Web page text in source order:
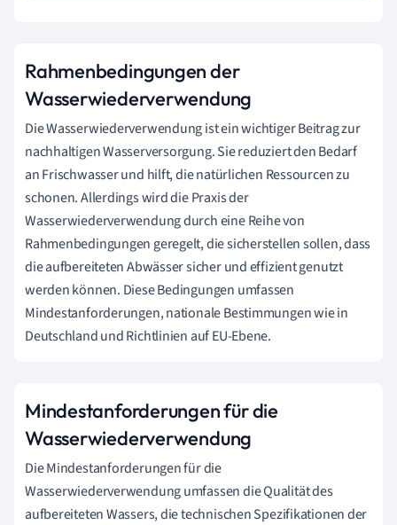
Rahmenbedingungen der
Wasserwiederverwendung
Die Wasserwiederverwendung ist ein wichtiger Beitrag zur
nachhaltigen Wasserversorgung. Sie reduziert den Bedarf
an Frischwasser und hilft, die natürlichen Ressourcen zu
schonen. Allerdings wird die Praxis der
Wasserwiederverwendung durch eine Reihe von
Rahmenbedingungen geregelt, die sicherstellen sollen, dass
die aufbereiteten Abwässer sicher und effizient genutzt
werden können. Diese Bedingungen umfassen
Mindestanforderungen, nationale Bestimmungen wie in
Deutschland und Richtlinien auf EU-Ebene.
Mindestanforderungen für die
Wasserwiederverwendung
Die Mindestanforderungen für die
Wasserwiederverwendung umfassen die Qualität des
aufbereiteten Wassers, die technischen Spezifikationen der